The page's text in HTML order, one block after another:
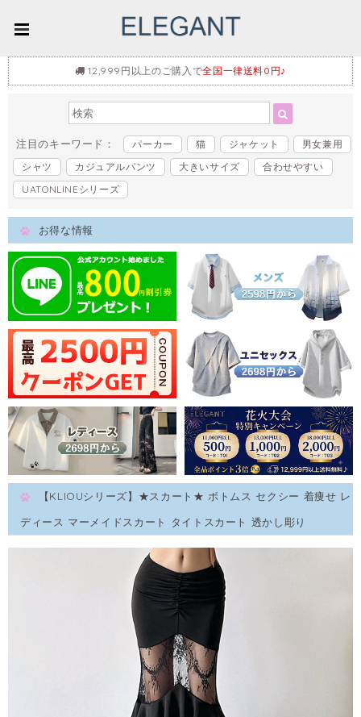
12,999円以上のご購入で全国一律送料0円♪
注目のキーワード： パーカー 猫 ジャケット
男女兼用
シャツ
カジュアルパンツ 大きいサイズ
合わせやすい
UATONLINEシリーズ
お得な情報
【KLIOUシリーズ】★スカート★ ボトムス セクシー 着痩せ レ
ディース マーメイドスカート タイトスカート 透かし彫り